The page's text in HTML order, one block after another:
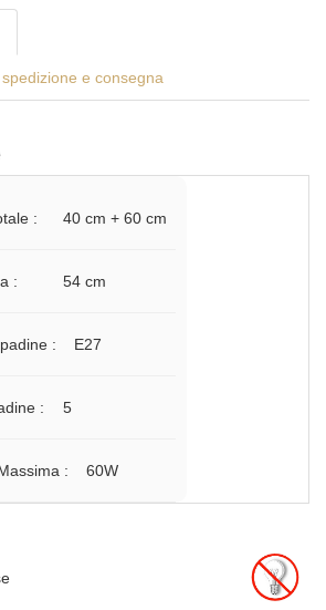
e consegna
40 cm + 60 cm
54 cm
E27
5
60W